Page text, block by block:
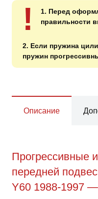
!
1. Перед
правильности
2. Если пружина
пружин
Описание
Прогрессивные
передней
Y60 1988-1997